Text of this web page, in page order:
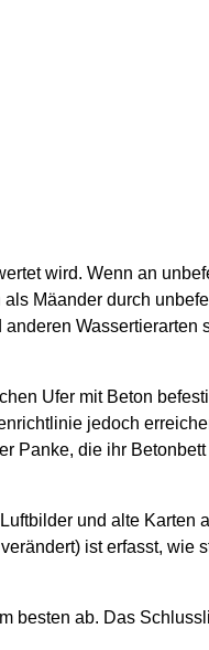
wird. Wenn an
Mäander durch
Wassertierarten
Ufer mit Beton
jedoch
Panke, die ihr
und alte Karten
ist erfasst, wie
besten ab. Das